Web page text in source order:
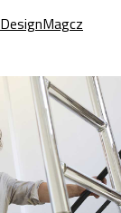
DesignMagcz